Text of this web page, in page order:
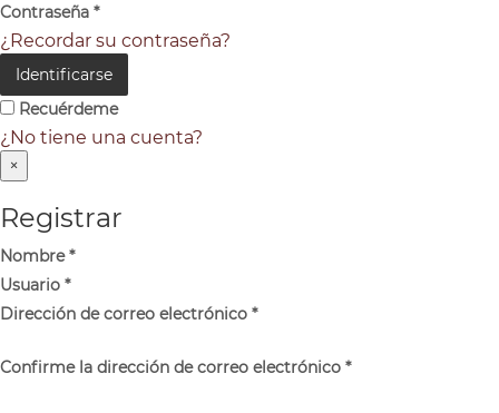
Contraseña *
¿Recordar su contraseña?
Identificarse
Recuérdeme
¿No tiene una cuenta?
×
Registrar
Nombre*
Usuario *
Dirección de correo electrónico *
Confirme la dirección de correo electrónico *